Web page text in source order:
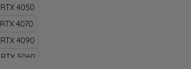
RTX 4050
RTX 4070
RTX 4090
RTX 5060